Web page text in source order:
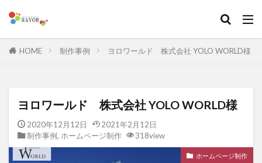
HOME 制作事例 ヨロワールド 株式会社 YOLO WORLD様
ヨロワールド 株式会社 YOLO WORLD様
2020年12月12日
2021年2月12日
制作事例, ホームページ制作 318view
ホームページ制作